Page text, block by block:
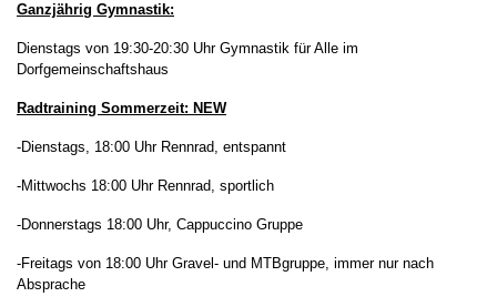
Ganzjährig Gymnastik:
Dienstags von 19:30-20:30 Uhr Gymnastik für Alle im
Dorfgemeinschaftshaus
Radtraining Sommerzeit: NEW
-Dienstags, 18:00 Uhr Rennrad, entspannt
-Mittwochs 18:00 Uhr Rennrad, sportlich
-Donnerstags 18:00 Uhr, Cappuccino Gruppe
-Freitags von 18:00 Uhr Gravel- und MTBgruppe, immer nur nach
Absprache